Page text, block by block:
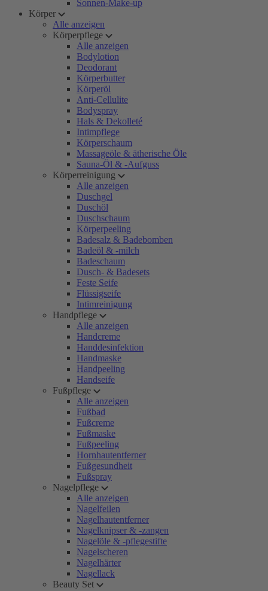
Sonnen-Make-up
Körper
Alle anzeigen
Körperpflege
Alle anzeigen
Bodylotion
Deodorant
Körperbutter
Körperöl
Anti-Cellulite
Bodyspray
Hals & Dekolleté
Intimpflege
Körperschaum
Massageöle & ätherische Öle
Sauna-Öl & -Aufguss
Körperreinigung
Alle anzeigen
Duschgel
Duschöl
Duschschaum
Körperpeeling
Badesalz & Badebomben
Badeöl & -milch
Badeschaum
Dusch- & Badesets
Feste Seife
Flüssigseife
Intimreinigung
Handpflege
Alle anzeigen
Handcreme
Handdesinfektion
Handmaske
Handpeeling
Handseife
Fußpflege
Alle anzeigen
Fußbad
Fußcreme
Fußmaske
Fußpeeling
Hornhautentferner
Fußgesundheit
Fußspray
Nagelpflege
Alle anzeigen
Nagelfeilen
Nagelhautentferner
Nagelknipser & -zangen
Nagelöle & -pflegestifte
Nagelscheren
Nagelhärter
Nagellack
Beauty Set